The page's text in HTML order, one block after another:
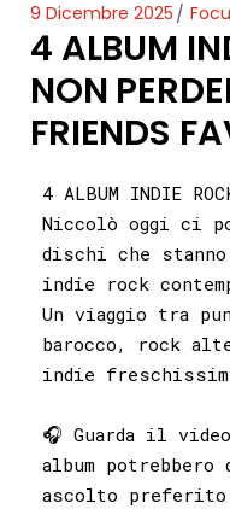
9 Dicembre 2025
4 ALBUM
NON
FRIENDS
4 ALBUM INDIE
Niccolò oggi ci
dischi che
indie rock
Un viaggio tra
barocco, rock
indie
🎧 Guarda il
album
ascolto